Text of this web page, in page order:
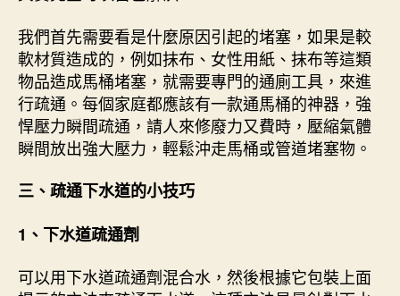
我們首先需要看是什麼原因引起的堵塞，如果是較
軟材質造成的，例如抹布、女性用紙、抹布等這類
物品造成馬桶堵塞，就需要專門的通廁工具，來進
行疏通。每個家庭都應該有一款通馬桶的神器，強
悍壓力瞬間疏通，請人來修廢力又費時，壓縮氣體
瞬間放出強大壓力，輕鬆沖走馬桶或管道堵塞物。
三、疏通下水道的小技巧
1、下水道疏通劑
可以用下水道疏通劑混合水，然後根據它包裝上面